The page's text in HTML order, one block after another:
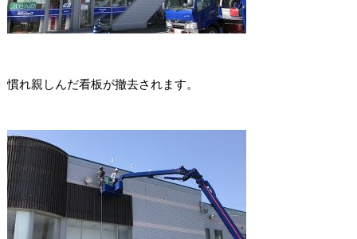
慣れ親しんだ看板が撤去されます。